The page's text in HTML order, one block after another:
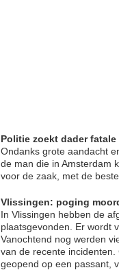
Politie zoekt dader
Ondanks grote aandacht
de man die in Amsterdam
voor de zaak, met de
Vlissingen: poging
In Vlissingen hebben de
plaatsgevonden. Er wordt
Vanochtend nog werden
van de recente
geopend op een passant,